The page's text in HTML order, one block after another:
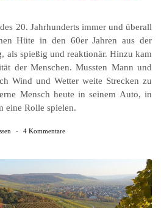
20. Jahrhunderts immer und überall
Hüte in den 60er Jahren aus der
als spießig und reaktionär. Hinzu kam
der Menschen. Mussten Mann und
Wind und Wetter weite Strecken zu
Mensch heute in seinem Auto, in
eine Rolle spielen.
- 4 Kommentare